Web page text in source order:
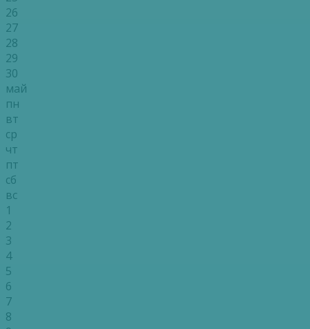
26
27
28
29
30
май
пн
вт
ср
чт
пт
сб
вс
1
2
3
4
5
6
7
8